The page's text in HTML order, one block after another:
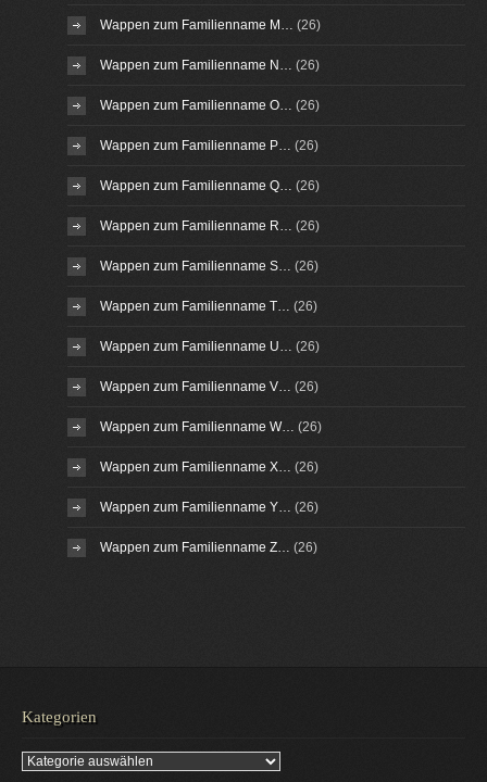
Wappen zum Familienname M… (26)
Wappen zum Familienname N… (26)
Wappen zum Familienname O… (26)
Wappen zum Familienname P… (26)
Wappen zum Familienname Q… (26)
Wappen zum Familienname R… (26)
Wappen zum Familienname S… (26)
Wappen zum Familienname T… (26)
Wappen zum Familienname U… (26)
Wappen zum Familienname V… (26)
Wappen zum Familienname W… (26)
Wappen zum Familienname X… (26)
Wappen zum Familienname Y… (26)
Wappen zum Familienname Z… (26)
Kategorien
Kategorien